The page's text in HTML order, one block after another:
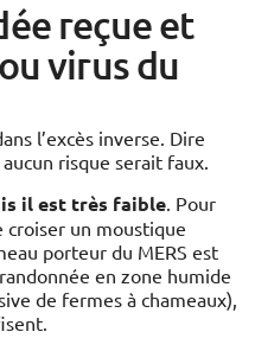
reçue et
virus du
l’excès inverse. Dire
risque serait faux.
il est très faible. Pour
un moustique
porteur du MERS est
en zone humide
de fermes à chameaux),